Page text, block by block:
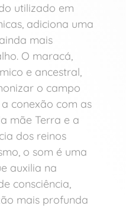
utilizado em
adiciona uma
mais
O maracá,
e ancestral,
o campo
conexão com as
mãe Terra e a
dos reinos
o som é uma
auxilia na
consciência,
mais profunda